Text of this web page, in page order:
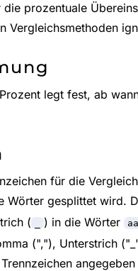
prozentuale
Vergleichsmethoden
legt fest, ab
für die
Wörter gesplittet wird.
(
) in die Wörter aa
(","), Unterstrich